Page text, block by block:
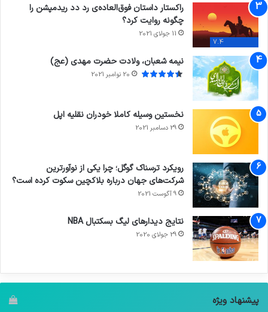
7.4
راکستار داستان فوق‌العاده‌ی رد دد ریدمپشن را
چگونه روایت کرد؟
11 جولای 2021
نیمه شعبان، ولادت حضرت مهدی (عج)
20 نوامبر 2021
نخستین وسیله کاملا خودران نقلیه اپل
29 دسامبر 2021
رویکرد ترسناک گوگل؛ چرا یکی از نوآورترین
شرکت‌های جهان درباره بلاکچین سکوت کرده است؟
9 آگوست 2021
نتایج دیدار‌های لیگ بسکتبال NBA
29 جولای 2020
پیشنهاد ویژه